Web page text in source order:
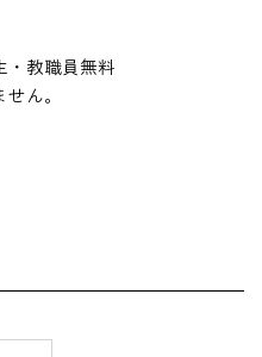
教職員無料
ん。